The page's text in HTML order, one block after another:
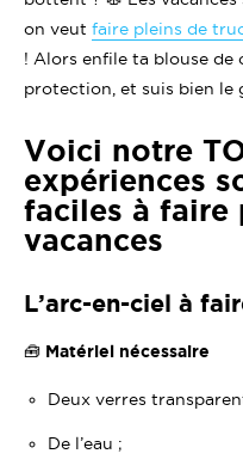
on veut faire pleins de
! Alors enfile ta blouse de
protection, et suis bien le
Voici notre
expériences
faciles à faire
vacances
L’arc-en-ciel à
🧰 Matériel nécessaire
Deux verres
De l’eau ;